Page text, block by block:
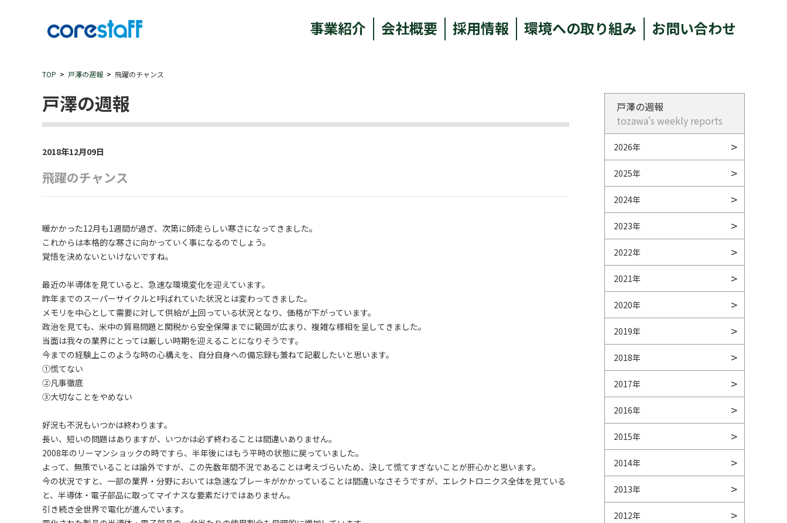
事業紹介 会社概要 採用情報 環境への取り組み お問い合わせ
TOP 戸澤の週報 飛躍のチャンス
戸澤の週報
2018年12月09日
飛躍のチャンス
暖かかった12月も1週間が過ぎ、次第に師走らしい寒さになってきました。
これからは本格的な寒さに向かっていく事になるのでしょう。
覚悟を決めないといけないですね。
最近の半導体を見ていると、急速な環境変化を迎えています。
昨年までのスーパーサイクルと呼ばれていた状況とは変わってきました。
メモリを中心として需要に対して供給が上回っている状況となり、価格が下がっています。
政治を見ても、米中の貿易問題と関税から安全保障までに範囲が広まり、複雑な様相を呈してきました。
当面は我々の業界にとっては厳しい時期を迎えることになりそうです。
今までの経験上このような時の心構えを、自分自身への備忘録も兼ねて記載したいと思います。
①慌てない
②凡事徹底
③大切なことをやめない
好況も不況もいつかは終わります。
長い、短いの問題はありますが、いつかは必ず終わることは間違いありません。
2008年のリーマンショックの時ですら、半年後にはもう平時の状態に戻っていました。
よって、無策でいることは論外ですが、この先数年間不況であることは考えづらいため、決して慌てすぎないことが肝心かと思います。
今の状況ですと、一部の業界・分野においては急速なブレーキがかかっていることは間違いなさそうですが、エレクトロニクス全体を見ている
と、半導体・電子部品に取ってマイナスな要素だけではありません。
引き続き全世界で電化が進んでいます。
戸澤の週報
tozawa's weekly reports
2026年
2025年
2024年
2023年
2022年
2021年
2020年
2019年
2018年
2017年
2016年
2015年
2014年
2013年
2012年